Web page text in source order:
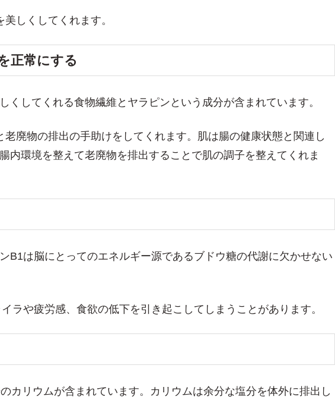
しくしてくれます。
正常にする
くしてくれる食物繊維とヤラピンという成分が含まれています。
老廃物の排出の手助けをしてくれます。肌は腸の健康状態と関連し
内環境を整えて老廃物を排出することで肌の調子を整えてくれま
B1は脳にとってのエネルギー源であるブドウ糖の代謝に欠かせない
ラや疲労感、食欲の低下を引き起こしてしまうことがあります。
カリウムが含まれています。カリウムは余分な塩分を体外に排出し